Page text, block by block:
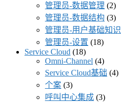
管理员-数据管理 (2)
管理员-数据结构 (3)
管理员-用户基础知识
管理员-设置 (18)
Service Cloud (18)
Omni-Channel (4)
Service Cloud基础 (4)
个案 (3)
呼叫中心集成 (3)